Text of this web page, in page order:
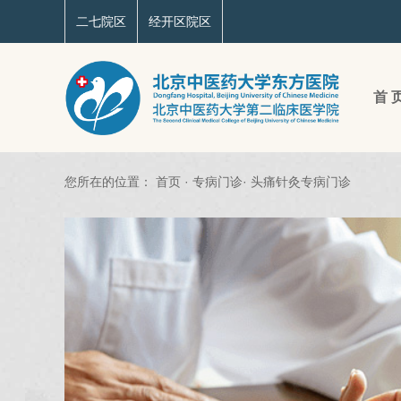
二七院区 经开区院区
首
您所在的位置： 首页 · 专病门诊· 头痛针灸专病门诊